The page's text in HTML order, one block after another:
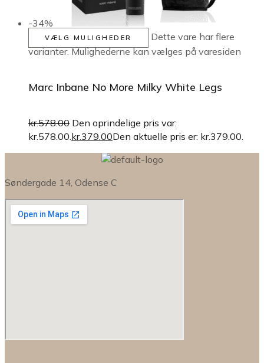
-34%
VÆLG MULIGHEDER
Dette vare har flere
varianter. Mulighederne kan vælges på varesiden
Marc Inbane No More Milky White Legs
kr.578.00 Den oprindelige pris var:
kr.578.00. kr.379.00Den aktuelle pris er: kr.379.00.
Søndergade 14, Odense C